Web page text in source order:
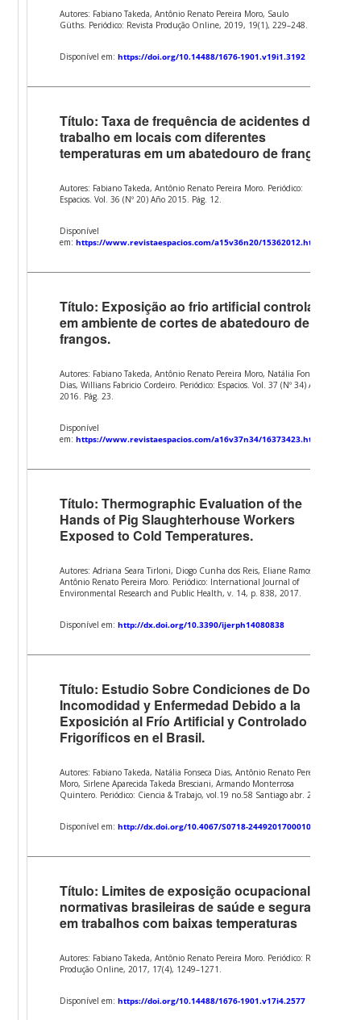
Autores: Fabiano Takeda, Antônio Renato Pereira Moro, Saulo
Güths. Periódico: Revista Produção Online, 2019, 19(1), 229–248.
Disponível em:https://doi.org/10.14488/1676-1901.v19i1.3192
Título: Taxa de frequência de acidentes de
trabalho em locais com diferentes
temperaturas em um abatedouro de frangos.
Autores: Fabiano Takeda, Antônio Renato Pereira Moro. Periódico:
Espacios. Vol. 36 (Nº 20) Año 2015. Pág. 12.
Disponível
em:https://www.revistaespacios.com/a15v36n20/15362012.html
Título: Exposição ao frio artificial controlado
em ambiente de cortes de abatedouro de
frangos.
Autores: Fabiano Takeda, Antônio Renato Pereira Moro, Natália Fonseca
Dias, Willians Fabricio Cordeiro. Periódico: Espacios. Vol. 37 (Nº 34) Año
2016. Pág. 23.
Disponível
em:https://www.revistaespacios.com/a16v37n34/16373423.html
Título: Thermographic Evaluation of the
Hands of Pig Slaughterhouse Workers
Exposed to Cold Temperatures.
Autores: Adriana Seara Tirloni, Diogo Cunha dos Reis, Eliane Ramos,
Antônio Renato Pereira Moro. Periódico: International Journal of
Environmental Research and Public Health, v. 14, p. 838, 2017.
Disponível em:http://dx.doi.org/10.3390/ijerph14080838
Título: Estudio Sobre Condiciones de Dolor,
Incomodidad y Enfermedad Debido a la
Exposición al Frío Artificial y Controlado em
Frigoríficos en el Brasil.
Autores: Fabiano Takeda, Natália Fonseca Dias, Antônio Renato Pereira
Moro, Sirlene Aparecida Takeda Bresciani, Armando Monterrosa
Quintero. Periódico: Ciencia & Trabajo, vol.19 no.58 Santiago abr. 2017.
Disponível em:http://dx.doi.org/10.4067/S0718-24492017000100014
Título: Limites de exposição ocupacional das
normativas brasileiras de saúde e segurança
em trabalhos com baixas temperaturas
Autores: Fabiano Takeda, Antônio Renato Pereira Moro. Periódico: Revista
Produção Online, 2017, 17(4), 1249–1271.
Disponível em:https://doi.org/10.14488/1676-1901.v17i4.2577